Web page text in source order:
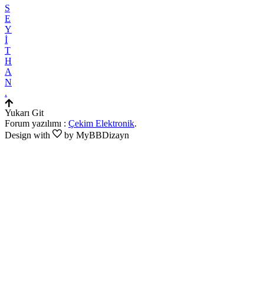
S
E
Y
İ
T
H
A
N
.
Yukarı Git
Forum yazılımı : Çekim Elektronik.
Design with
by MyBBDizayn